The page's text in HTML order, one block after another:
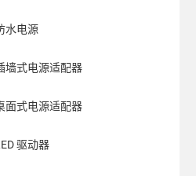
水电源
墙式电源适配器
面式电源适配器
驱动器